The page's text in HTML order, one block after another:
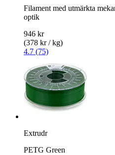
Filament med utmärkta
optik
946 kr
(378 kr / kg)
4.7 (75)
Extrudr
PETG Green